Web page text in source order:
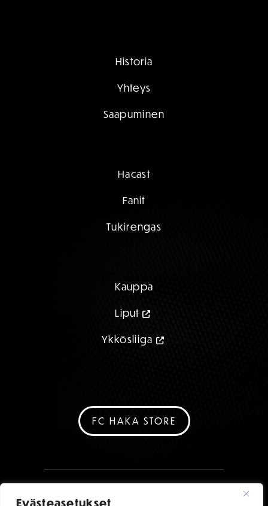
Historia
Yhteys
Saapuminen
Hacast
Fanit
Tukirengas
Kauppa
Liput
Ykkösliiga
FC HAKA STORE